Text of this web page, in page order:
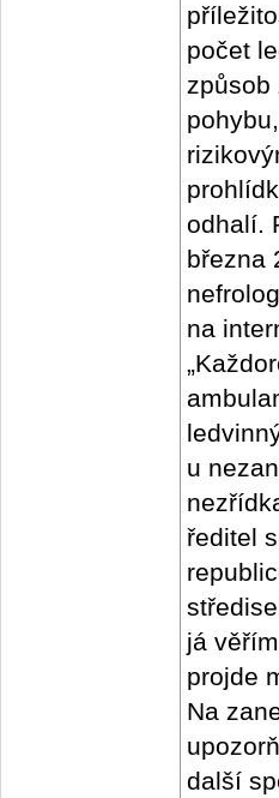
počet
způsob
odhalí.
března
na
u
ředitel
já
projde
Na
další